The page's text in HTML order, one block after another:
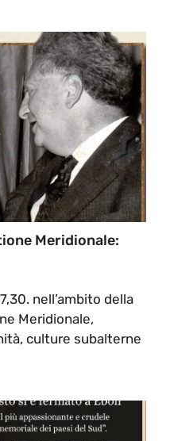
Meridionale:
nell’ambito della
Meridionale,
culture subalterne